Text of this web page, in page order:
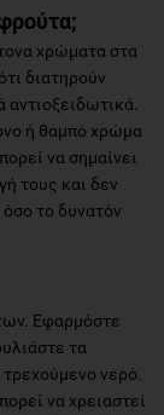
χρώματα στα
διατηρούν
ή θαμπό χρώμα
να σημαίνει
τους και δεν
το δυνατόν
Εφαρμόστε
τα
νερό.
να χρειαστεί